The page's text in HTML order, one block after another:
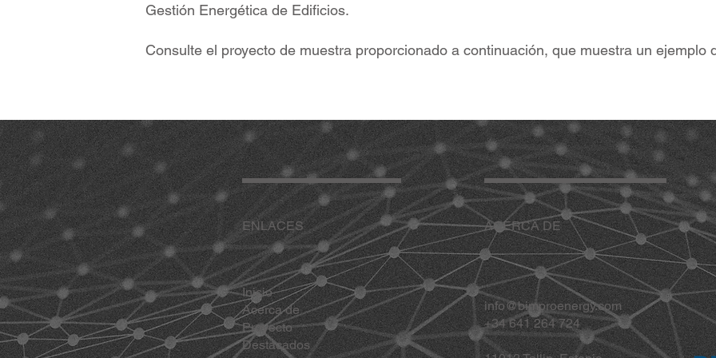
Gestión Energética de Edificios.
Consulte el proyecto de muestra proporcionado a continuación, que muestra un ejemplo
ENLACES
Inicio
Acerca de
Proyecto
Destacados
ACERCA DE
info@bimproenergy.com
+34 641 264 724